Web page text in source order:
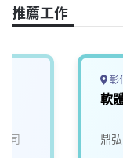
推薦工作
司
彰
軟
鼎